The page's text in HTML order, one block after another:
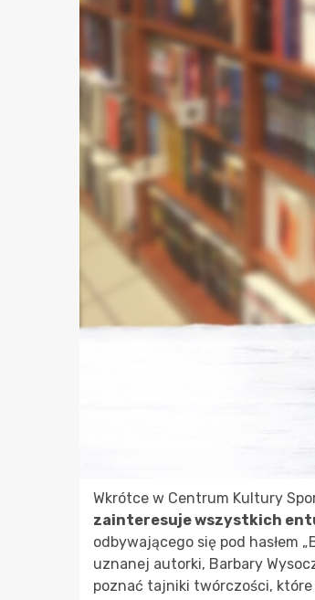
Wkrótce w Centrum Kultury
zainteresuje wszystkich
odbywającego się pod hasłem
uznanej autorki, Barbary
poznać tajniki twórczości,